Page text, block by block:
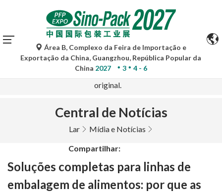
As traduções automáticas do Google Tradutor são apenas
para referência e podem conter imprecisões. Para
quaisquer dúvidas, consulte a versão original no idioma
original.
Área B, Complexo da Feira de Importação e
Exportação da China, Guangzhou, República Popular da
China 2027 3 4 - 6
Central de Notícias
Lar Mídia e Notícias
Compartilhar:
Soluções completas para linhas de
embalagem de alimentos: por que as